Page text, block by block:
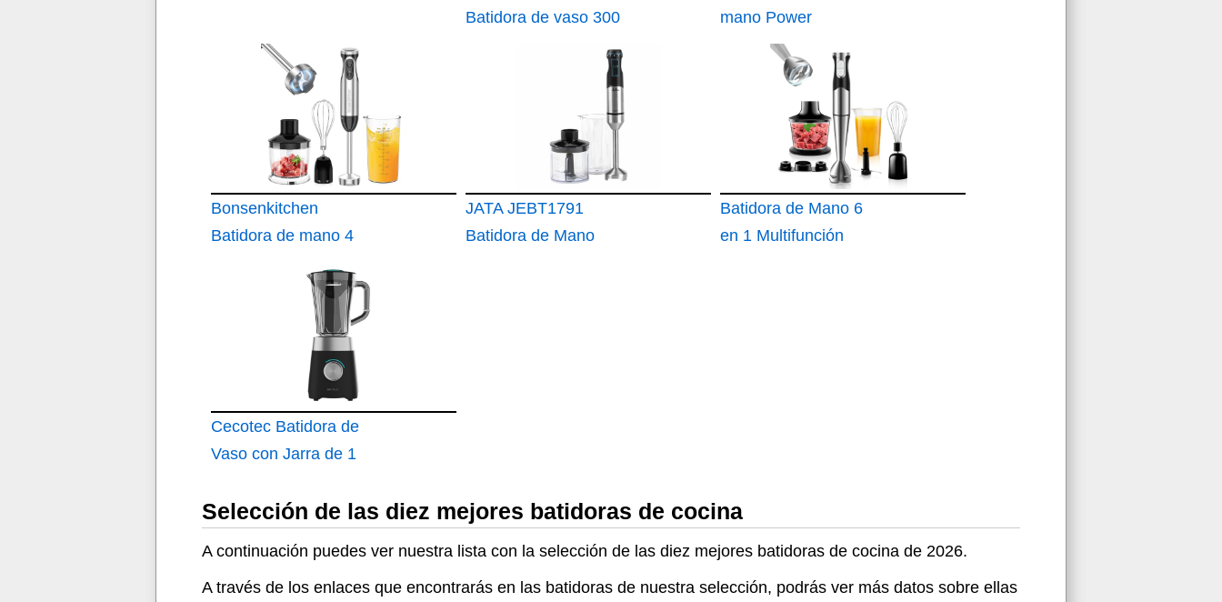
Batidora de vaso 300
mano Power
TitanBlack 1200 XL
Bonsenkitchen
Batidora de mano 4
JATA JEBT1791
Batidora de Mano
Batidora de Mano 6
en 1 Multifunción
Cecotec Batidora de
Vaso con Jarra de 1
Selección de las diez mejores batidoras de cocina
A continuación puedes ver nuestra lista con la selección de las diez mejores batidoras de cocina de 2026.
A través de los enlaces que encontrarás en las batidoras de nuestra selección, podrás ver más datos sobre ellas